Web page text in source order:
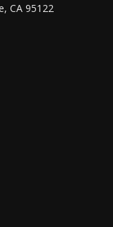
CA 95122